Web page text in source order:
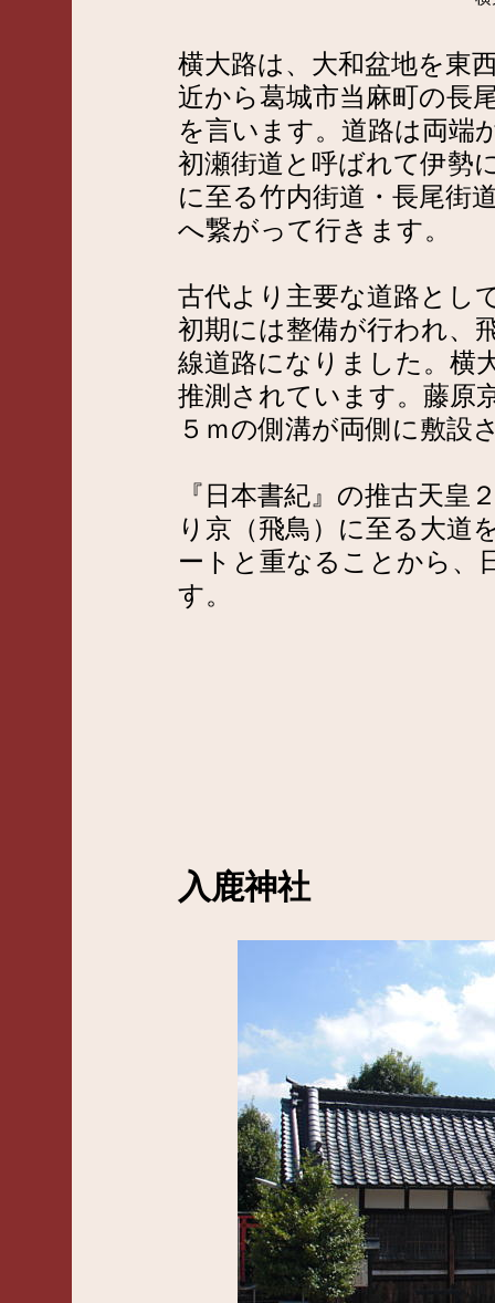
横大路は、大和盆地を東
近から葛城市当麻町の長
を言います。道路は両端
初瀬街道と呼ばれて伊勢
に至る竹内街道・長尾街
へ繋がって行きます。
古代より主要な道路とし
初期には整備が行われ、
線道路になりました。横
推測されています。藤原
５ｍの側溝が両側に敷設
『日本書紀』の推古天皇
り京（飛鳥）に至る大道
ートと重なることから、
す。
入鹿神社